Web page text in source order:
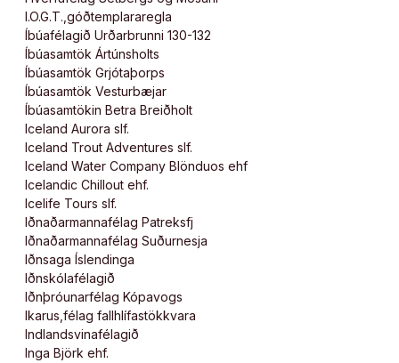
I.O.G.T.,góðtemplararegla
Íbúafélagið Urðarbrunni 130-132
Íbúasamtök Ártúnsholts
Íbúasamtök Grjótaþorps
Íbúasamtök Vesturbæjar
Íbúasamtökin Betra Breiðholt
Iceland Aurora slf.
Iceland Trout Adventures slf.
Iceland Water Company Blönduos ehf
Icelandic Chillout ehf.
Icelife Tours slf.
Iðnaðarmannafélag Patreksfj
Iðnaðarmannafélag Suðurnesja
Iðnsaga Íslendinga
Iðnskólafélagið
Iðnþróunarfélag Kópavogs
Ikarus,félag fallhlífastökkvara
Indlandsvinafélagið
Inga Björk ehf.